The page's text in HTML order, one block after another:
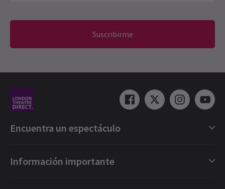
Suscribirme
Encuentra un espectáculo
Información importante